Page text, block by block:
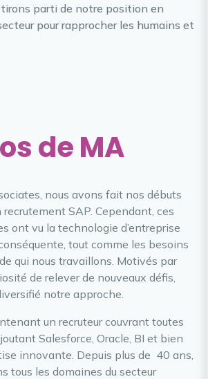
parti de notre position en
pour rapprocher les humains et
de MA
nous avons fait nos débuts
SAP. Cependant, ces
ont vu la technologie d’entreprise
tout comme les besoins
qui nous travaillons. Motivés par
de relever de nouveaux défis,
notre approche.
un recruteur couvrant toutes
Salesforce, Oracle, BI et bien
innovante. Depuis plus de 40 ans,
tous les domaines du secteur